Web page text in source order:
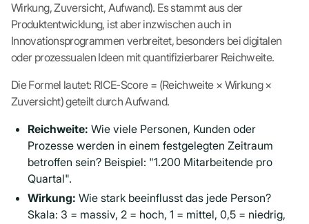
Wirkung, Zuversicht, Aufwand). Es stammt aus der
Produktentwicklung, ist aber inzwischen auch in
Innovationsprogrammen verbreitet, besonders bei digitalen
oder prozessualen Ideen mit quantifizierbarer Reichweite.
Die Formel lautet: RICE-Score = (Reichweite × Wirkung ×
Zuversicht) geteilt durch Aufwand.
Reichweite: Wie viele Personen, Kunden oder
Prozesse werden in einem festgelegten Zeitraum
betroffen sein? Beispiel: "1.200 Mitarbeitende pro
Quartal".
Wirkung: Wie stark beeinflusst das jede Person?
Skala: 3 = massiv, 2 = hoch, 1 = mittel, 0,5 = niedrig,